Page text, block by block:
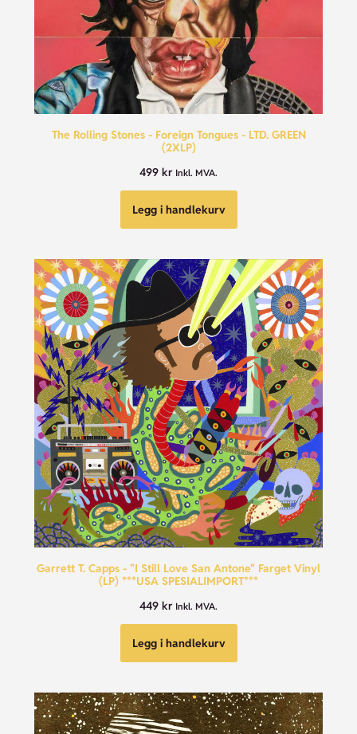
The Rolling Stones - Foreign Tongues - LTD. GREEN
(2XLP)
499 kr Inkl. MVA.
Legg i handlekurv
Garrett T. Capps - "I Still Love San Antone" Farget Vinyl
(LP) ***USA SPESIALIMPORT***
449 kr Inkl. MVA.
Legg i handlekurv